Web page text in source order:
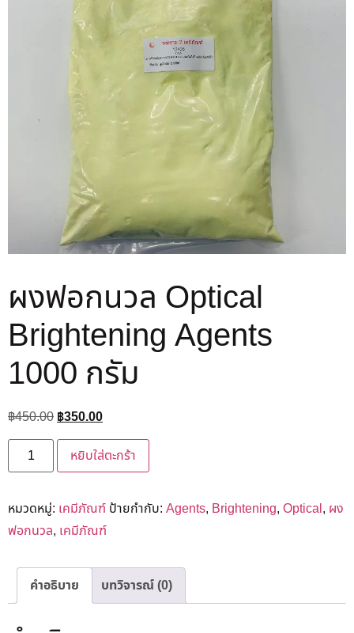
ผงฟอกนวล Optical
Brightening Agents
1000 กรัม
฿450.00฿350.00
หยิบใส่ตะกร้า
หมวดหมู่: เคมีภัณฑ์ ป้ายกำกับ: Agents, Brightening, Optical, ผง
ฟอกนวล, เคมีภัณฑ์
คำอธิบาย บทวิจารณ์ (0)